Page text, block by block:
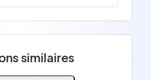
similaires